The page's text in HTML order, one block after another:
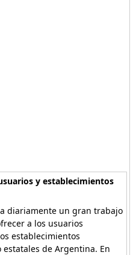
y establecimientos
diariamente un gran trabajo
a los usuarios
establecimientos
de Argentina. En